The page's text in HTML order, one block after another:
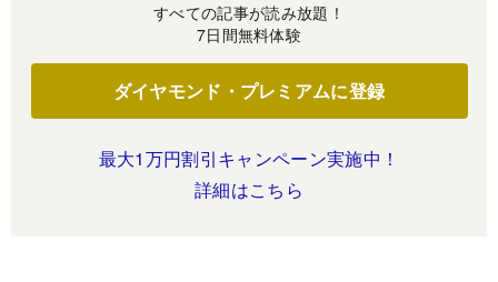
すべての記事が読み放題！
7日間無料体験
ダイヤモンド・プレミアムに登録
最大1万円割引キャンペーン実施中！
詳細はこちら